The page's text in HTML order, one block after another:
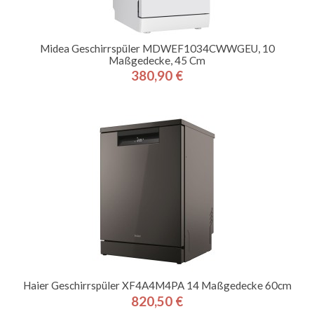
Midea Geschirrspüler MDWEF1034CWWGEU, 10
Maßgedecke, 45 Cm
Preis
380,90 €
Haier Geschirrspüler XF4A4M4PA 14 Maßgedecke 60cm
Preis
820,50 €